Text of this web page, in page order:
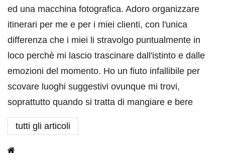
ed una macchina fotografica. Adoro organizzare
itinerari per me e per i miei clienti, con l'unica
differenza che i miei li stravolgo puntualmente in
loco perchè mi lascio trascinare dall'istinto e dalle
emozioni del momento. Ho un fiuto infallibile per
scovare luoghi suggestivi ovunque mi trovi,
soprattutto quando si tratta di mangiare e bere
tutti gli articoli